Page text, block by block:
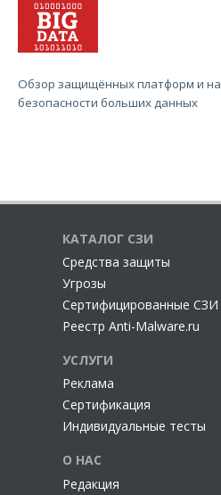
Обзор защищённых платформ и
безопасности больших данных
КАТАЛОГ СЗИ
Cредства защиты
Угрозы
Сертифицированные СЗИ
Реестр Anti-Malware.ru
УСЛУГИ
Реклама
Сертификация
Индивидуальные тесты
О НАС
Редакция